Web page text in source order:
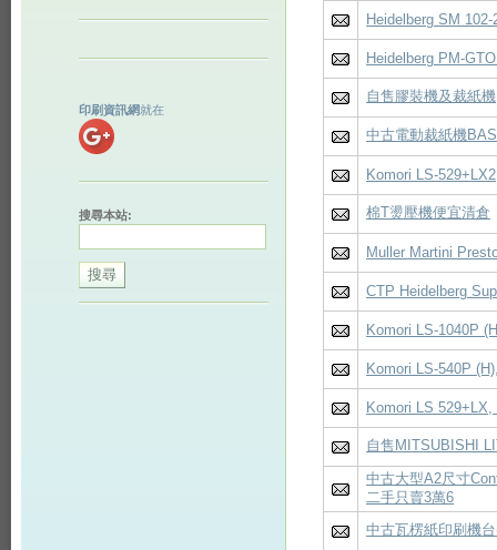
印刷資訊網就在
搜尋本站:
Heidelberg SM 102-
Heidelberg PM-
自售膠裝機及裁紙機
中古電動裁紙機
Komori LS-
棉T燙壓機便宜清倉
Muller Martini
CTP Heidelberg
Komori LS-1040P
Komori LS-540P
Komori LS 529+LX,
自售MITSUBISHI
中古大型A2尺寸
二手只賣3萬6
中古瓦楞紙印刷機